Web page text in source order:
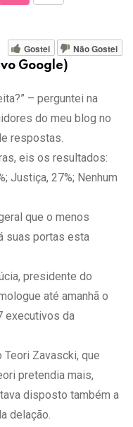
Email
Gostei
Não Gostei
Google)
– perguntei na
do meu blog no
respostas.
eis os resultados:
Justiça, 27%; Nenhum
que o menos
suas portas esta
presidente do
até amanhã o
executivos da
Zavascki, que
pretendia mais,
disposto também a
delação.